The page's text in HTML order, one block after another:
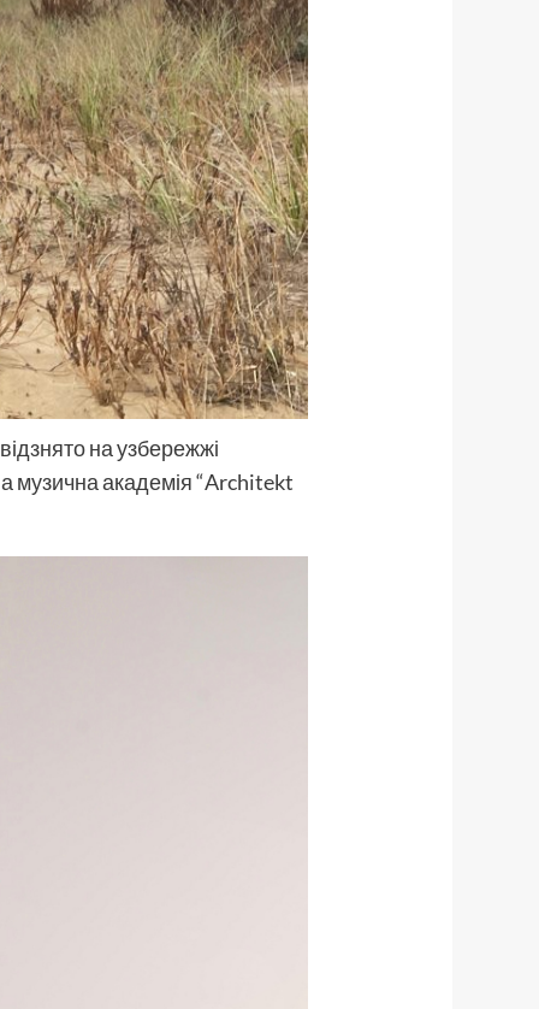
на узбережжі
музична академія “Architekt